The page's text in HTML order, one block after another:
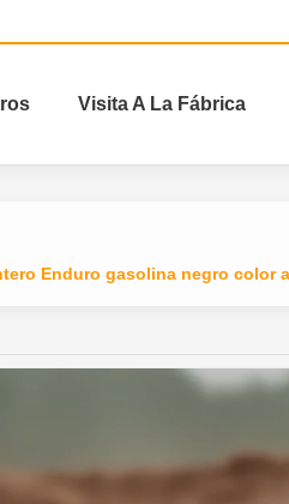
Visita A La Fábrica
Enduro gasolina negro color